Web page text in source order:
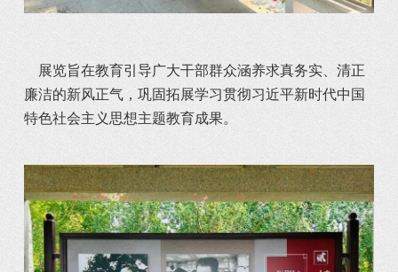
廉洁的新风正气，巩固拓展学习贯彻习近平新时代中国
特色社会主义思想主题教育成果。